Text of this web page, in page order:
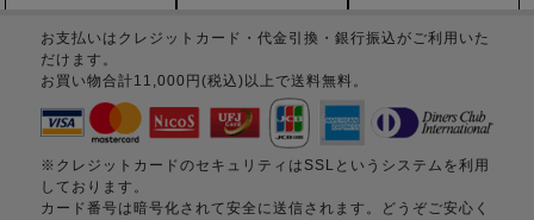
お支払いはクレジットカード・代金引換・銀行振込がご利用いた
だけます。
お買い物合計11,000円(税込)以上で送料無料。
※クレジットカードのセキュリティはSSLというシステムを利用
しております。
カード番号は暗号化されて安全に送信されます。どうぞご安心く